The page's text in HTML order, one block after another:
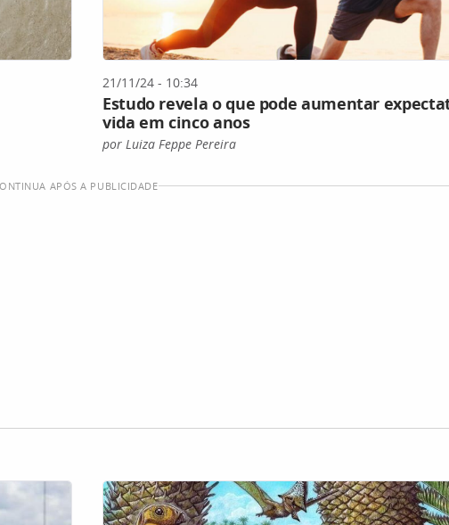
21/11/24 - 10:34
Estudo revela o que pode aumentar
vida em cinco anos
por Luiza Feppe Pereira
APÓS A PUBLICIDADE